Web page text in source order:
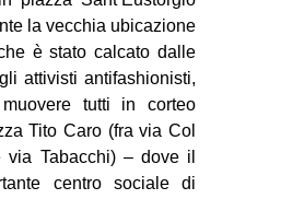
la vecchia ubicazione
è stato calcato dalle
attivisti antifashionisti,
tutti in corteo
Tito Caro (fra via Col
Tabacchi) – dove il
centro sociale di